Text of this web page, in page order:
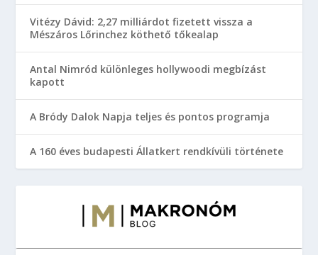
Vitézy Dávid: 2,27 milliárdot fizetett vissza a
Mészáros Lőrinchez köthető tőkealap
Antal Nimród különleges hollywoodi megbízást
kapott
A Bródy Dalok Napja teljes és pontos programja
A 160 éves budapesti Állatkert rendkívüli története